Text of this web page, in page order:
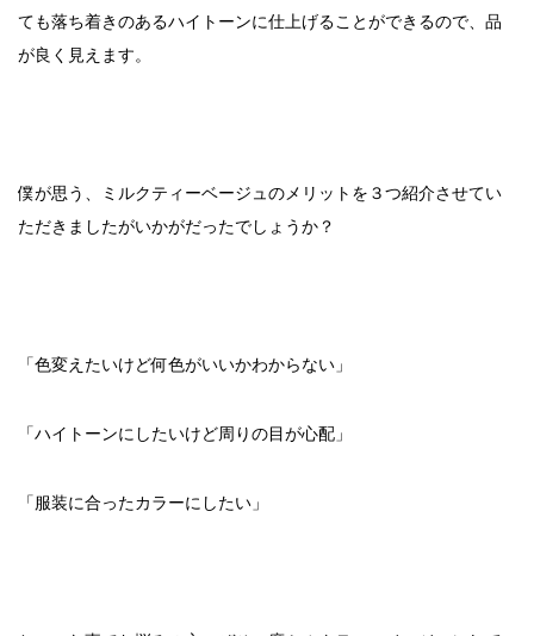
ても落ち着きのあるハイトーンに仕上げることができるので、品
が良く見えます。
僕が思う、ミルクティーベージュのメリットを３つ紹介させてい
ただきましたがいかがだったでしょうか？
「色変えたいけど何色がいいかわからない」
「ハイトーンにしたいけど周りの目が心配」
「服装に合ったカラーにしたい」